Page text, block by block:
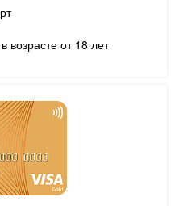
возрасте от 18 лет